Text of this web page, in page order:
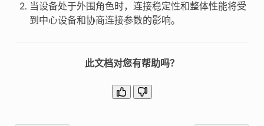
当设备处于外围角色时，连接稳定性和整体性能将受
到中心设备和协商连接参数的影响。
此文档对您有帮助吗？